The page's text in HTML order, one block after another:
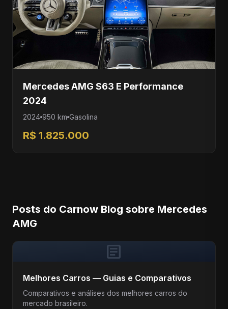
Mercedes AMG S63 E Performance
2024
2024 950 km Gasolina
R$ 1.825.000
Posts do Carnow Blog sobre Mercedes
AMG
article
Melhores Carros — Guias e Comparativos
Comparativos e análises dos melhores carros do
mercado brasileiro.